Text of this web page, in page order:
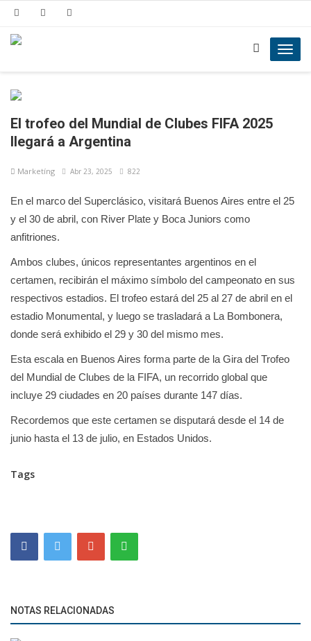
El trofeo del Mundial de Clubes FIFA 2025
llegará a Argentina
Marketíng Abr 23, 2025 822
En el marco del Superclásico, visitará Buenos Aires entre el 25
y el 30 de abril, con River Plate y Boca Juniors como
anfitriones.
Ambos clubes, únicos representantes argentinos en el
certamen, recibirán el máximo símbolo del campeonato en sus
respectivos estadios. El trofeo estará del 25 al 27 de abril en el
estadio Monumental, y luego se trasladará a La Bombonera,
donde será exhibido el 29 y 30 del mismo mes.
Esta escala en Buenos Aires forma parte de la Gira del Trofeo
del Mundial de Clubes de la FIFA, un recorrido global que
incluye 29 ciudades en 20 países durante 147 días.
Recordemos que este certamen se disputará desde el 14 de
junio hasta el 13 de julio, en Estados Unidos.
Tags
NOTAS RELACIONADAS